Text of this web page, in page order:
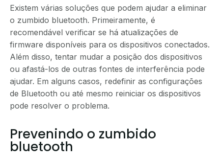
Existem várias soluções que podem ajudar a eliminar
o zumbido bluetooth. Primeiramente, é
recomendável verificar se há atualizações de
firmware disponíveis para os dispositivos conectados.
Além disso, tentar mudar a posição dos dispositivos
ou afastá-los de outras fontes de interferência pode
ajudar. Em alguns casos, redefinir as configurações
de Bluetooth ou até mesmo reiniciar os dispositivos
pode resolver o problema.
Prevenindo o zumbido
bluetooth